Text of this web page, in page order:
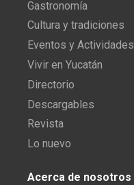
Gastronomía
Cultura y tradiciones
Eventos y Actividades
Vivir en Yucatán
Directorio
Descargables
Revista
Lo nuevo
Acerca de nosotros